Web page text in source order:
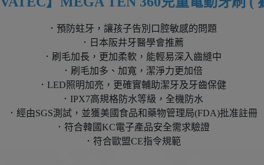
．預防蛀牙，讓孩子告別口腔敏感的問題
．日本阪井牙醫學會推薦
．刷毛加長，更加柔軟，能輕易深入齒縫中
．刷毛加多、加寬，潔淨力更加倍
．LED照明加亮，更確實輔助潔牙及牙齒保健
．IPX7高規格防水等級，全機防水
．經由SGS測試，並獲美國食品和藥物管理局(FDA)批准註冊
．符合韓國KC電子產品安全需求驗證
．符合歐盟CE指令規範